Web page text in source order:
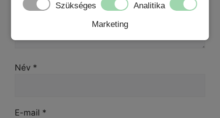
Szükséges
Analitika
Marketing
Értékelésed*
Név *
E-mail *